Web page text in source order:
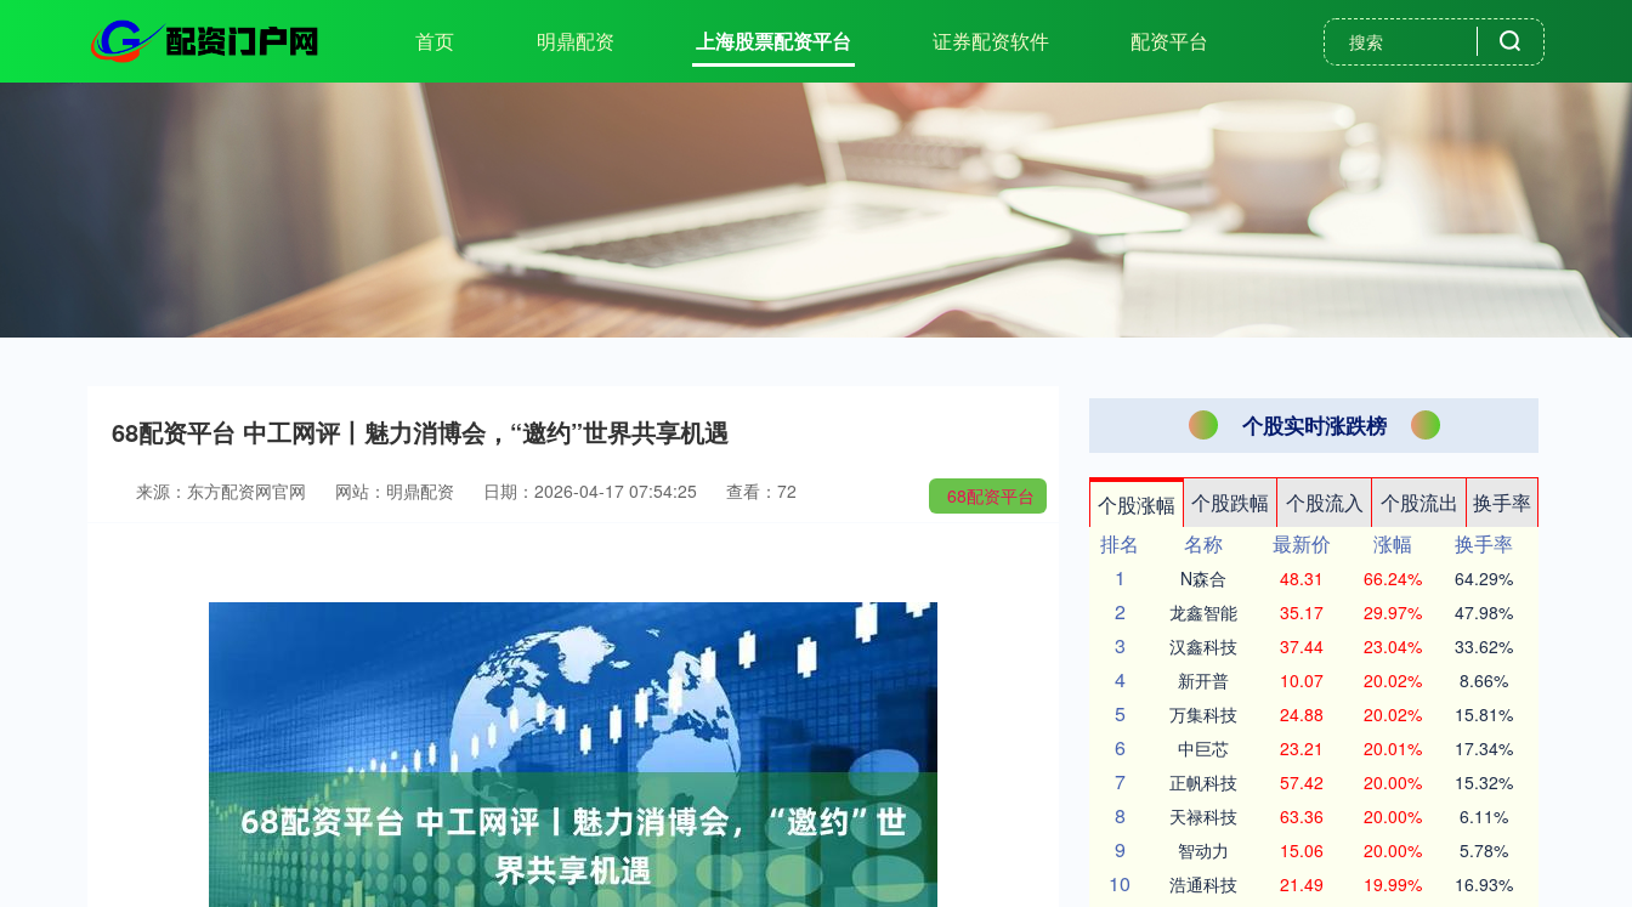
首页 明鼎配资 上海股票配资平台 证券配资软件 配资平台
68配资平台 中工网评丨魅力消博会，“邀约”世界共享机遇
68配资平台
来源：东方配资网官网 网站：明鼎配资 日期：2026-04-17 07:54:25 查看：72
个股实时涨跌榜
个股涨幅 个股跌幅 个股流入 个股流出
换手率
排名
名称 最新价 涨幅
换手率
1
N森合 48.31 66.24% 64.29%
2 龙鑫智能 35.17 29.97% 47.98%
3 汉鑫科技 37.44 23.04% 33.62%
4 新开普 10.07 20.02% 8.66%
5 万集科技 24.88 20.02% 15.81%
6 中巨芯 23.21 20.01% 17.34%
7 正帆科技 57.42 20.00% 15.32%
8 天禄科技 63.36 20.00% 6.11%
9 智动力 15.06 20.00% 5.78%
10 浩通科技 21.49 19.99% 16.93%